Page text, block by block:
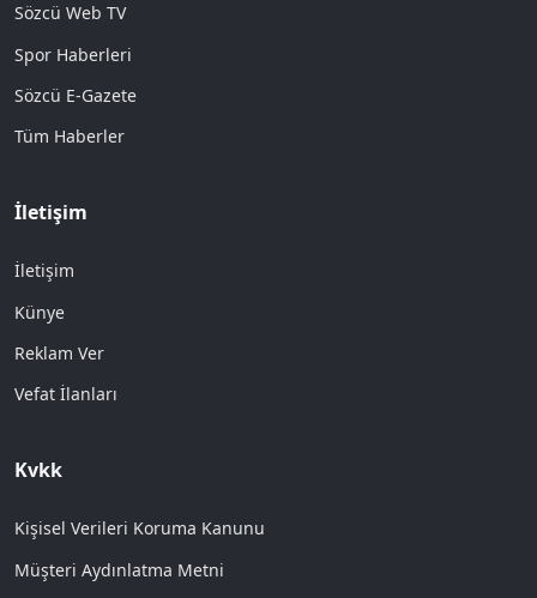
Sözcü Web TV
Spor Haberleri
Sözcü E-Gazete
Tüm Haberler
İletişim
İletişim
Künye
Reklam Ver
Vefat İlanları
Kvkk
Kişisel Verileri Koruma Kanunu
Müşteri Aydınlatma Metni